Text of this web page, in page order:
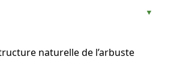
naturelle de l’arbuste